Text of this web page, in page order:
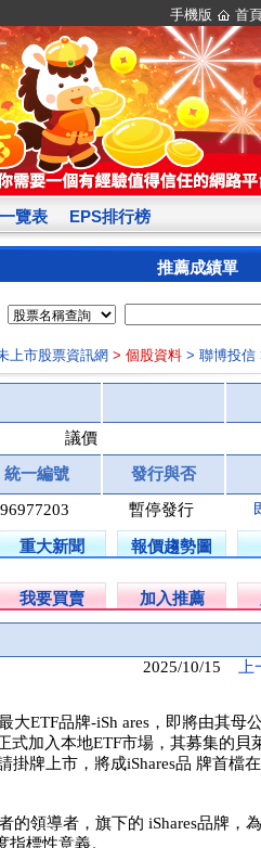
手機版 首
覽表 EPS排行榜
推薦成績單
上市股票資訊網 > 個股資料 > 聯博投信
議價
統一編號 發行與否
96977203 暫停發行
重大新聞 報價趨勢圖
我要買賣 加入推薦
2025/10/15 上
ETF品牌-iSh ares，即將由其母
加入本地ETF市場，其募集的貝
掛牌上市，將成iShares品 牌首檔
領導者，旗下的 iShares品牌，
標性意義。